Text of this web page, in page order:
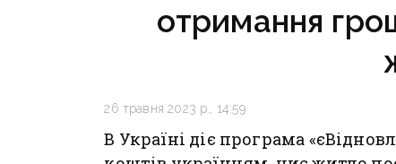
отримання
26 травня 2023 р., 14:59
В Україні діє програма